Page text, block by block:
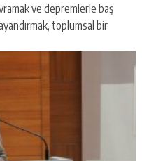
ve depremlerle baş
toplumsal bir